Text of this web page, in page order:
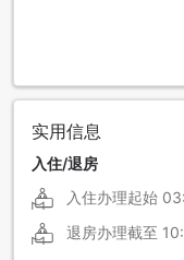
实用信息
入住/退房
入住办理起始
退房办理截至